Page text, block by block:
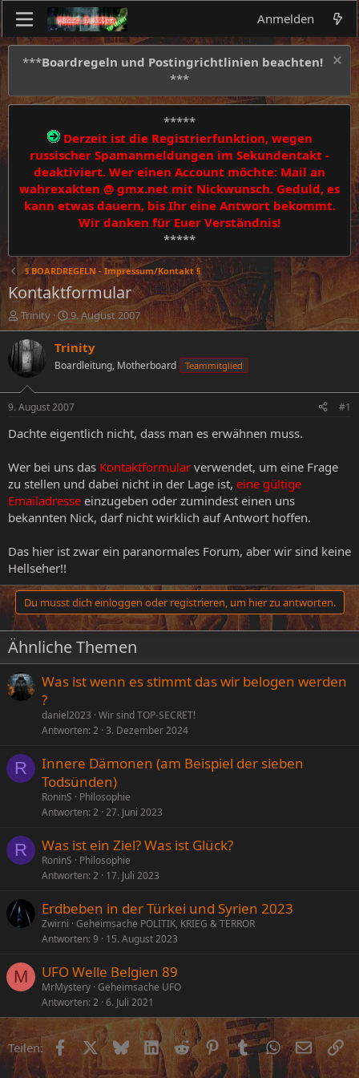
Anmelden
***Boardregeln und Postingrichtlinien beachten!
***
*****
Derzeit ist die Registrierfunktion, wegen
russischer Spamanmeldungen im Sekundentakt -
deaktiviert. Wer einen Account möchte: Mail an
wahrexakten @ gmx.net mit Nickwunsch. Geduld, es
kann etwas dauern, bis Ihr eine Antwort bekommt.
Wir danken für Euer Verständnis!
*****
§ BOARDREGELN - Impressum/Kontakt §
Kontaktformular
E
r
s
t
e
l
l
e
r
Trinity
E
r
s
e
l
t
a
9. August 2007
Trinity
Boardleitung, Motherboard Teammitglied
9. August 2007 #1
Dachte eigentlich nicht, dass man es erwähnen muss.
Wer bei uns das Kontaktformular verwendet, um eine Frage
zu stellen und dabei nicht in der Lage ist, eine gültige
Emailadresse einzugeben oder zumindest einen uns
bekannten Nick, darf nicht wirklich auf Antwort hoffen.
Das hier ist zwar ein paranormales Forum, aber wir sind keine
Hellseher!!
Du musst dich einloggen oder registrieren, um hier zu antworten.
Ähnliche Themen
Was ist wenn es stimmt das wir belogen werden
?
daniel2023 Wir sind TOP-SECRET!
Antworten 2 3. Dezember 2024
R
Innere Dämonen (am Beispiel der sieben
Todsünden)
RoninS
Philosophie
Antworten 2 27. Juni 2023
R Was ist ein Ziel? Was ist Glück?
RoninS
Philosophie
Antworten 2 17. Juli 2023
Erdbeben in der Türkei und Syrien 2023
Zwirni
Geheimsache POLITIK, KRIEG & TERROR
Antworten 9 15. August 2023
M UFO Welle Belgien 89
MrMystery Geheimsache UFO
Antworten 2 6. Juli 2021
Teilen: FacebookX (Twitter)
BlueskyLinkedIn
Reddit PinterestTumblrWhatsApp
E-Mail